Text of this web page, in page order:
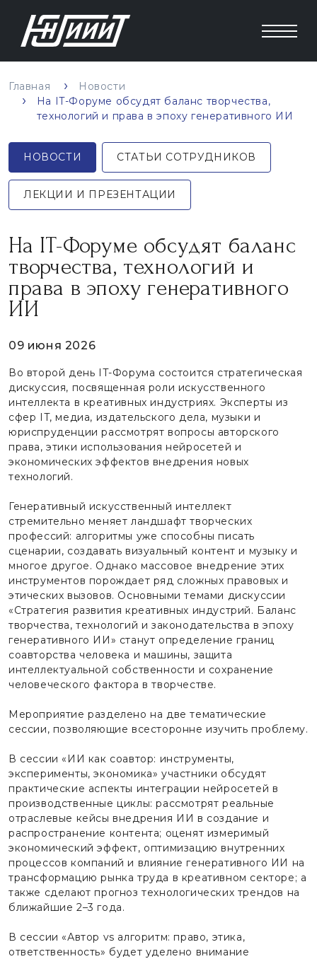
Главная
Новости
На IT-Форуме обсудят баланс творчества,
технологий и права в эпоху генеративного ИИ
НОВОСТИ СТАТЬИ СОТРУДНИКОВ
ЛЕКЦИИ И ПРЕЗЕНТАЦИИ
На IT-Форуме обсудят баланс
творчества, технологий и
права в эпоху генеративного
ИИ
09 июня 2026
Во второй день IT-Форума состоится стратегическая
дискуссия, посвященная роли искусственного
интеллекта в креативных индустриях. Эксперты из
сфер IT, медиа, издательского дела, музыки и
юриспруденции рассмотрят вопросы авторского
права, этики использования нейросетей и
экономических эффектов внедрения новых
технологий.
Генеративный искусственный интеллект
стремительно меняет ландшафт творческих
профессий: алгоритмы уже способны писать
сценарии, создавать визуальный контент и музыку и
многое другое. Однако массовое внедрение этих
инструментов порождает ряд сложных правовых и
этических вызовов. Основными темами дискуссии
«Стратегия развития креативных индустрий. Баланс
творчества, технологий и законодательства в эпоху
генеративного ИИ» станут определение границ
соавторства человека и машины, защита
интеллектуальной собственности и сохранение
человеческого фактора в творчестве.
Мероприятие разделено на две тематические
сессии, позволяющие всесторонне изучить проблему.
В сессии «ИИ как соавтор: инструменты,
эксперименты, экономика» участники обсудят
практические аспекты интеграции нейросетей в
производственные циклы: рассмотрят реальные
отраслевые кейсы внедрения ИИ в создание и
распространение контента; оценят измеримый
экономический эффект, оптимизацию внутренних
процессов компаний и влияние генеративного ИИ на
трансформацию рынка труда в креативном секторе; а
также сделают прогноз технологических трендов на
ближайшие 2–3 года.
В сессии «Автор vs алгоритм: право, этика,
ответственность» будет уделено внимание